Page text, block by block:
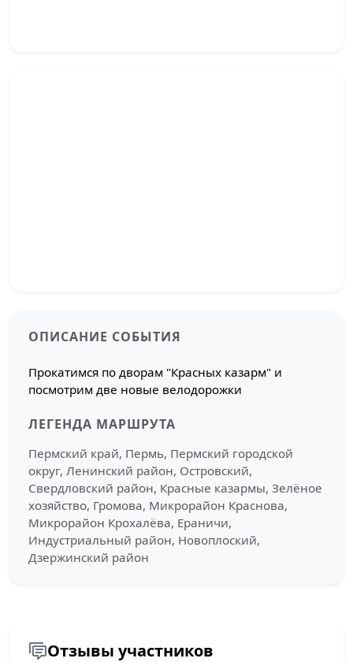
ОПИСАНИЕ СОБЫТИЯ
Прокатимся по дворам "Красных казарм" и
посмотрим две новые велодорожки
ЛЕГЕНДА МАРШРУТА
Пермский край, Пермь, Пермский городской
округ, Ленинский район, Островский,
Свердловский район, Красные казармы, Зелёное
хозяйство, Громова, Микрорайон Краснова,
Микрорайон Крохалёва, Ераничи,
Индустриальный район, Новоплоский,
Дзержинский район
Отзывы участников